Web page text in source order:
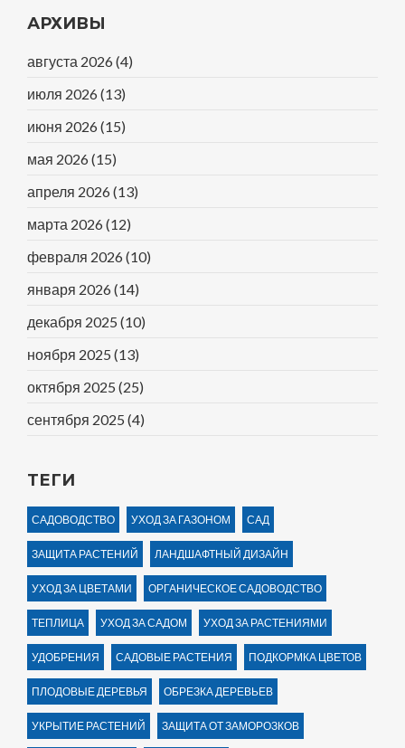
АРХИВЫ
августа 2026 (4)
июля 2026 (13)
июня 2026 (15)
мая 2026 (15)
апреля 2026 (13)
марта 2026 (12)
февраля 2026 (10)
января 2026 (14)
декабря 2025 (10)
ноября 2025 (13)
октября 2025 (25)
сентября 2025 (4)
ТЕГИ
САДОВОДСТВО УХОД ЗА ГАЗОНОМ САД
ЗАЩИТА РАСТЕНИЙ ЛАНДШАФТНЫЙ ДИЗАЙН
УХОД ЗА ЦВЕТАМИ ОРГАНИЧЕСКОЕ САДОВОДСТВО
ТЕПЛИЦА УХОД ЗА САДОМ УХОД ЗА РАСТЕНИЯМИ
УДОБРЕНИЯ САДОВЫЕ РАСТЕНИЯ ПОДКОРМКА ЦВЕТОВ
ПЛОДОВЫЕ ДЕРЕВЬЯ ОБРЕЗКА ДЕРЕВЬЕВ
УКРЫТИЕ РАСТЕНИЙ ЗАЩИТА ОТ ЗАМОРОЗКОВ